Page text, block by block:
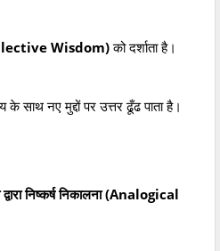
Wisdom)को दर्शाता है।
साथ नए मुद्दों पर उत्तर ढूँढ पाता है।
निष्कर्ष निकालना (Analogical